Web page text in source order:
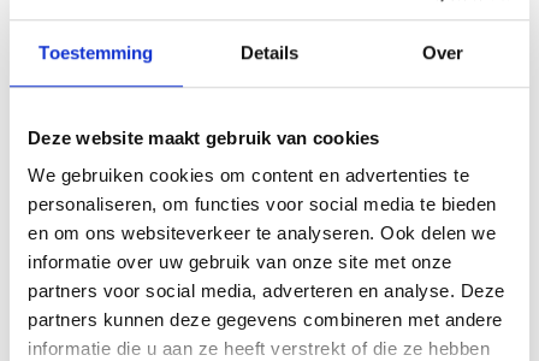
Toestemming Details Over
Deze website maakt gebruik van cookies
We gebruiken cookies om content en advertenties te
personaliseren, om functies voor social media te bieden
en om ons websiteverkeer te analyseren. Ook delen we
informatie over uw gebruik van onze site met onze
partners voor social media, adverteren en analyse. Deze
partners kunnen deze gegevens combineren met andere
informatie die u aan ze heeft verstrekt of die ze hebben